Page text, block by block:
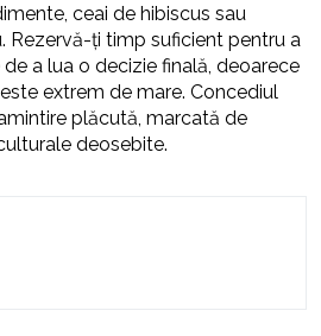
ceai de hibiscus sau
Rezervă-ți timp suficient pentru a
a lua o decizie finală, deoarece
extrem de mare. Concediul
plăcută, marcată de
deosebite.